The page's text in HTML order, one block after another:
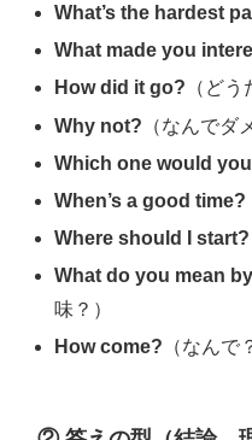
What’s the hardest
What made you
How did it go? （どう
Why not? （なんでダ
Which one would
When’s a good time?
Where should I start?
What do you mean
味？）
How come? （なんで